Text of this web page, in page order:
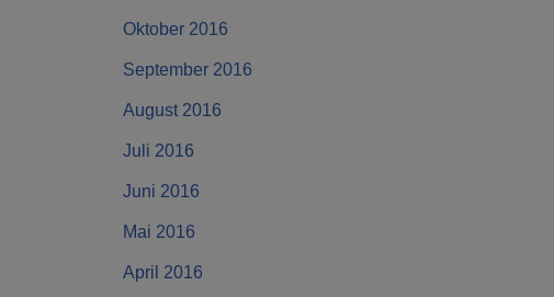
Oktober 2016
September 2016
August 2016
Juli 2016
Juni 2016
Mai 2016
April 2016